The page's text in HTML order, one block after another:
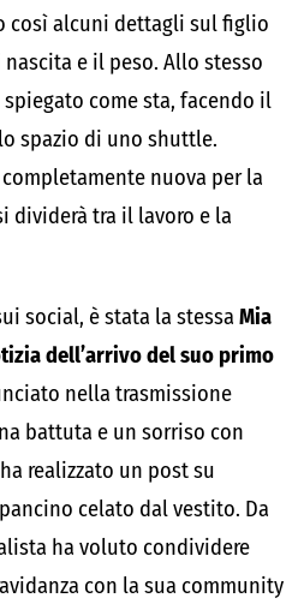
così alcuni dettagli sul figlio
e il peso. Allo stesso
come sta, facendo il
spazio di uno shuttle.
nuova per la
dividerà tra il lavoro e la
social, è stata la stessa Mia
dell’arrivo del suo primo
nella trasmissione
battuta e un sorriso con
realizzato un post su
celato dal vestito. Da
ha voluto condividere
con la sua community